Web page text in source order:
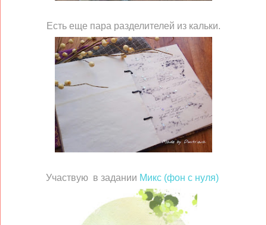
Есть еще пара разделителей из кальки.
Участвую в задании Микс (фон с нуля)